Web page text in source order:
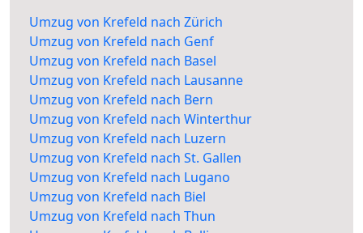
Umzug von Krefeld nach Zürich
Umzug von Krefeld nach Genf
Umzug von Krefeld nach Basel
Umzug von Krefeld nach Lausanne
Umzug von Krefeld nach Bern
Umzug von Krefeld nach Winterthur
Umzug von Krefeld nach Luzern
Umzug von Krefeld nach St. Gallen
Umzug von Krefeld nach Lugano
Umzug von Krefeld nach Biel
Umzug von Krefeld nach Thun